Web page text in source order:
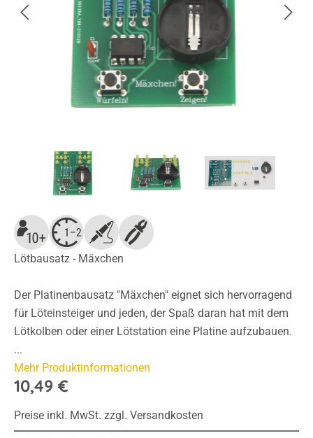
Lötbausatz - Mäxchen
Der Platinenbausatz "Mäxchen" eignet sich hervorragend
für Löteinsteiger und jeden, der Spaß daran hat mit dem
Lötkolben oder einer Lötstation eine Platine aufzubauen.
...
Mehr Produktinformationen
10,49 €
Preise inkl. MwSt. zzgl. Versandkosten